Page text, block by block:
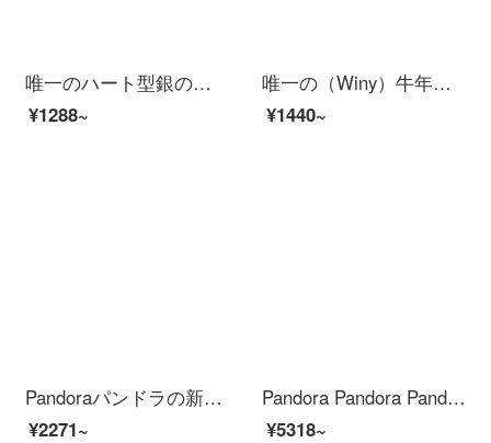
唯一のハート型銀のネックレス女性のファッションアクセサリーはカップルの鎖骨チェーン999足の銀のアクセサリーをぶら下げて彼女に証明書の青色をプレゼントします。
¥1288~
唯一の（Winy）牛年本命年の銀のネックレスの女性のファッション的なアクセサリはぶら下がってカップルの鎖骨の鎖の925銀のアクセサリーに恋人の贈り物を送ります。
¥1440~
Pandoraパンドラの新年の贈り物の指輪の女性925銀の気持ちが入り交じっています。
¥2271~
Pandora Pandora Pandora Pandoraのバラの金色の指輪の永久不変の記号の開口式の指輪の188882 C-01ファッション的なアクセサリーの彼女の贈り物の佳品
¥5318~